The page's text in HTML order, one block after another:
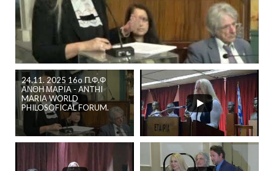
24.11. 2025 16o Π.Φ.Φ
ΑΝΘΗ ΜΑΡΙΑ - ANTHI
MARIA WORLD
PHILOSOFICAL FORUM.